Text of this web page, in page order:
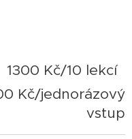
1300 Kč/10 lekcí
Kč/jednorázový
vstup